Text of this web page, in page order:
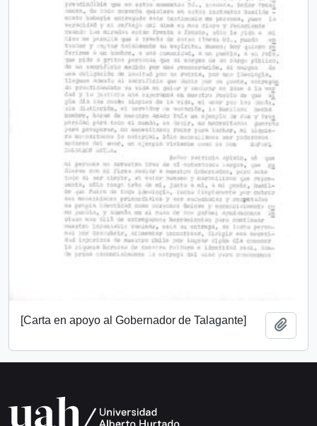
[Carta en apoyo al Gobernador de Talagante]